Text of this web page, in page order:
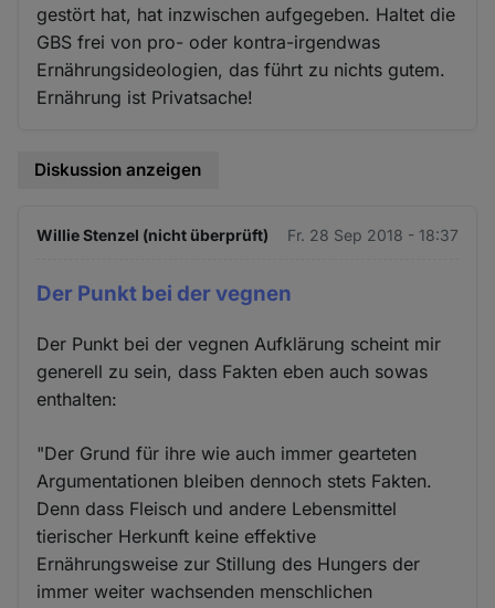
gestört hat, hat inzwischen aufgegeben. Haltet die
GBS frei von pro- oder kontra-irgendwas
Ernährungsideologien, das führt zu nichts gutem.
Ernährung ist Privatsache!
Diskussion anzeigen
Willie Stenzel (nicht überprüft) Fr. 28 Sep 2018 - 18:37
Der Punkt bei der vegnen
Der Punkt bei der vegnen Aufklärung scheint mir
generell zu sein, dass Fakten eben auch sowas
enthalten:
"Der Grund für ihre wie auch immer gearteten
Argumentationen bleiben dennoch stets Fakten.
Denn dass Fleisch und andere Lebensmittel
tierischer Herkunft keine effektive
Ernährungsweise zur Stillung des Hungers der
immer weiter wachsenden menschlichen